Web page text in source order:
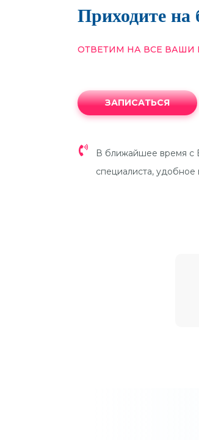
Приходите на
ОТВЕТИМ НА ВСЕ ВАШИ
ЗАПИСАТЬСЯ
В ближайшее время с
специалиста, удобное